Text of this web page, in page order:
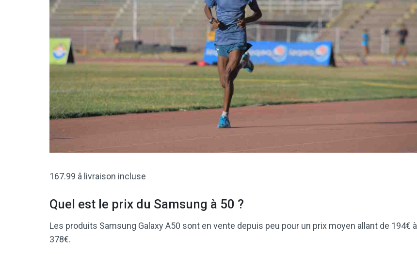
167.99 â livraison incluse
Quel est le prix du Samsung à 50 ?
Les produits Samsung Galaxy A50 sont en vente depuis peu pour un prix moyen allant de 194€ à
378€.